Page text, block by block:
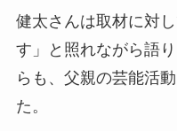
健太さんは取材に対
す」と照れながら語
らも、父親の芸能活
た。